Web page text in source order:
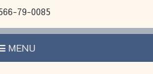
79-0085
MENU